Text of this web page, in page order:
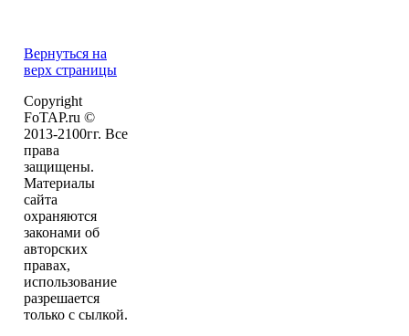
Вернуться на
верх страницы
Copyright
FoTAP.ru ©
2013-2100гг. Все
права
защищены.
Материалы
сайта
охраняются
законами об
авторских
правах,
использование
разрешается
только с сылкой.